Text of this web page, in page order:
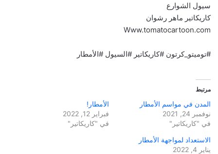
سيول الشوارع
كاريكاتير ماهر رشوان
Www.tomatocartoon.com
#توميتو_كرتون #كاريكاتير #السيول #الأمطار
مرتبط
المدن في مواسم الأمطار
نوفمبر 24, 2021
في "كاريكاتير"
الأمطار!
فبراير 12, 2022
في "كاريكاتير"
الاستعداد لمواجهة الأمطار
يناير 4, 2022